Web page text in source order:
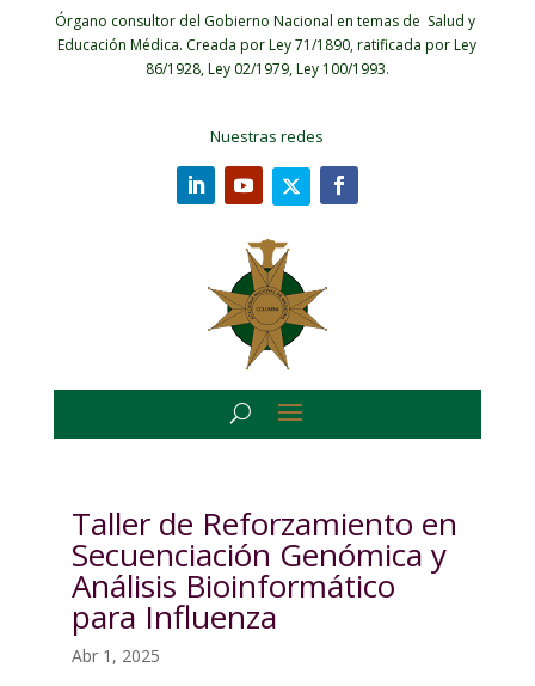
Órgano consultor del Gobierno Nacional en temas de Salud y
Educación Médica. Creada por Ley 71/1890, ratificada por Ley
86/1928, Ley 02/1979, Ley 100/1993.
Nuestras redes
Taller de Reforzamiento en
Secuenciación Genómica y
Análisis Bioinformático
para Influenza
Abr 1, 2025